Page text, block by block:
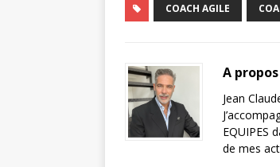
COACH AGILE
A
Jean
EQUIPES
de mes